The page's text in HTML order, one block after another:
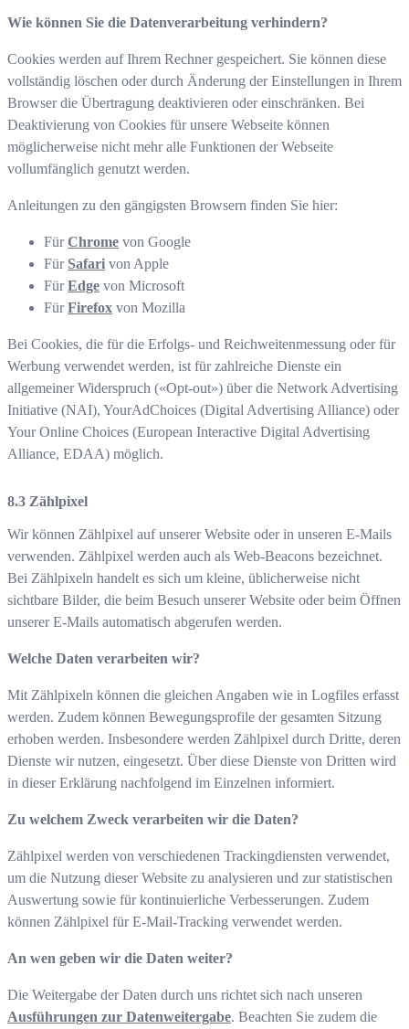
Wie können Sie die Datenverarbeitung verhindern?
Cookies werden auf Ihrem Rechner gespeichert. Sie können diese
vollständig löschen oder durch Änderung der Einstellungen in Ihrem
Browser die Übertragung deaktivieren oder einschränken. Bei
Deaktivierung von Cookies für unsere Webseite können
möglicherweise nicht mehr alle Funktionen der Webseite
vollumfänglich genutzt werden.
Anleitungen zu den gängigsten Browsern finden Sie hier:
FürChrome von Google
Für Safari von Apple
FürEdge von Microsoft
FürFirefox von Mozilla
Bei Cookies, die für die Erfolgs- und Reichweitenmessung oder für
Werbung verwendet werden, ist für zahlreiche Dienste ein
allgemeiner Widerspruch («Opt-out») über die Network Advertising
Initiative (NAI), YourAdChoices (Digital Advertising Alliance) oder
Your Online Choices (European Interactive Digital Advertising
Alliance, EDAA) möglich.
Zählpixel
Wir können Zählpixel auf unserer Website oder in unseren E-Mails
verwenden. Zählpixel werden auch als Web-Beacons bezeichnet.
Bei Zählpixeln handelt es sich um kleine, üblicherweise nicht
sichtbare Bilder, die beim Besuch unserer Website oder beim Öffnen
unserer E-Mails automatisch abgerufen werden.
Welche Daten verarbeiten wir?
Mit Zählpixeln können die gleichen Angaben wie in Logfiles erfasst
werden. Zudem können Bewegungsprofile der gesamten Sitzung
erhoben werden. Insbesondere werden Zählpixel durch Dritte, deren
Dienste wir nutzen, eingesetzt. Über diese Dienste von Dritten wird
in dieser Erklärung nachfolgend im Einzelnen informiert.
Zu welchem Zweck verarbeiten wir die Daten?
Zählpixel werden von verschiedenen Trackingdiensten verwendet,
um die Nutzung dieser Website zu analysieren und zur statistischen
Auswertung sowie für kontinuierliche Verbesserungen. Zudem
können Zählpixel für E-Mail-Tracking verwendet werden.
An wen geben wir die Daten weiter?
Die Weitergabe der Daten durch uns richtet sich nach unseren
Ausführungen zur Datenweitergabe. Beachten Sie zudem die